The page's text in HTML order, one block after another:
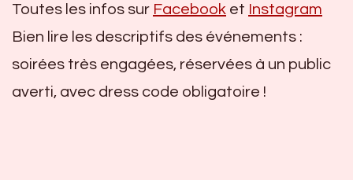
Toutes les infos sur Facebook et Instagram
Bien lire les descriptifs des événements :
soirées très engagées, réservées à un public
averti, avec dress code obligatoire !